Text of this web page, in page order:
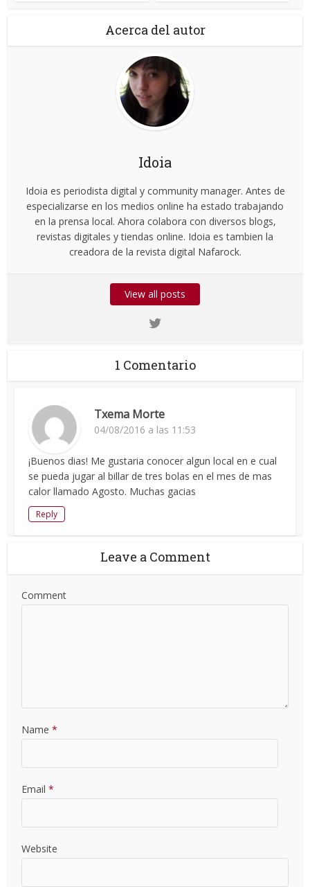
Acerca del autor
Idoia
Idoia es periodista digital y community manager. Antes de
especializarse en los medios online ha estado trabajando
en la prensa local. Ahora colabora con diversos blogs,
revistas digitales y tiendas online. Idoia es tambien la
creadora de la revista digital Nafarock.
View all posts
1 Comentario
Txema Morte
04/08/2016 a las 11:53
¡Buenos dias! Me gustaria conocer algun local en e cual
se pueda jugar al billar de tres bolas en el mes de mas
calor llamado Agosto. Muchas gacias
Reply
Leave a Comment
Comment
Name *
Email *
Website